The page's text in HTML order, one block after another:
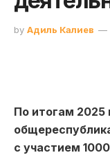
by Адиль Калиев
По итогам 2025
с участием